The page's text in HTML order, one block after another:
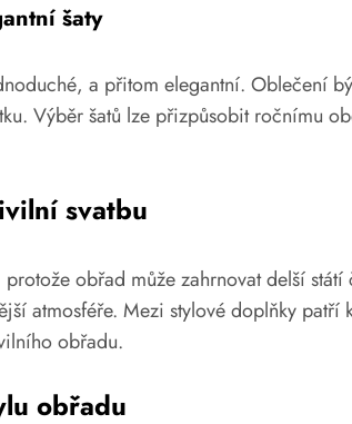
šaty
a přitom elegantní. Oblečení
Výběr šatů lze přizpůsobit ročnímu
svatbu
obřad může zahrnovat delší
atmosféře. Mezi stylové doplňky
obřadu.
obřadu